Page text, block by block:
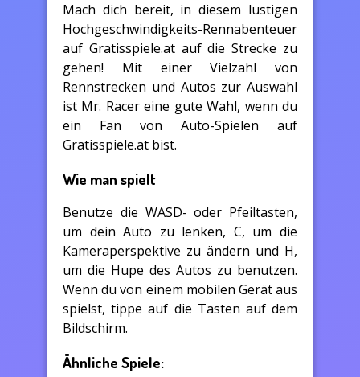
Mach dich bereit, in diesem lustigen
Hochgeschwindigkeits-Rennabenteuer
auf Gratisspiele.at auf die Strecke zu
gehen! Mit einer Vielzahl von
Rennstrecken und Autos zur Auswahl
ist Mr. Racer eine gute Wahl, wenn du
ein Fan von Auto-Spielen auf
Gratisspiele.at bist.
Wie man spielt
Benutze die WASD- oder Pfeiltasten,
um dein Auto zu lenken, C, um die
Kameraperspektive zu ändern und H,
um die Hupe des Autos zu benutzen.
Wenn du von einem mobilen Gerät aus
spielst, tippe auf die Tasten auf dem
Bildschirm.
Ähnliche Spiele: